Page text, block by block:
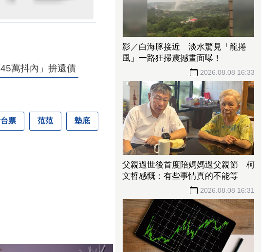
萬抖內」拚還債
票 范范 墊底
影／白海豚接近 淡水驚見「龍捲
風」一路狂掃震撼畫面曝！
2026.08.08 16:33
父親過世後首度陪媽媽過父親節 柯
文哲感慨：有些事情真的不能等
2026.08.08 16:31